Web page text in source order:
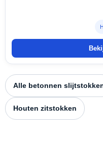
Alle betonnen
Houten zitstokken